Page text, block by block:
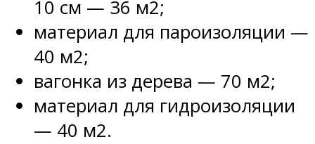
10 см — 36 м2;
материал для пароизоляции —
40 м2;
вагонка из дерева — 70 м2;
материал для гидроизоляции
— 40 м2.